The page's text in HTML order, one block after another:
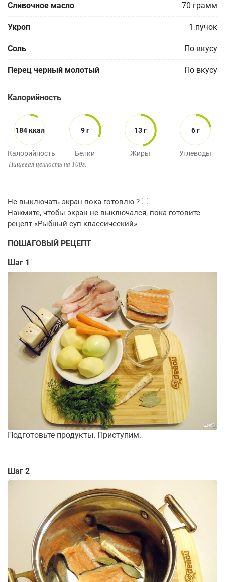
Сливочное масло 70 грамм
Укроп 1 пучок
Соль По вкусу
Перец черный молотый По вкусу
Калорийность
184 ккал
Калорийность
9 г
Белки
13 г
Жиры
6 г
Углеводы
Пищевая ценность на 100г.
ПОШАГОВЫЙ РЕЦЕПТ
Шаг 1
Подготовьте продукты. Приступим.
Шаг 2